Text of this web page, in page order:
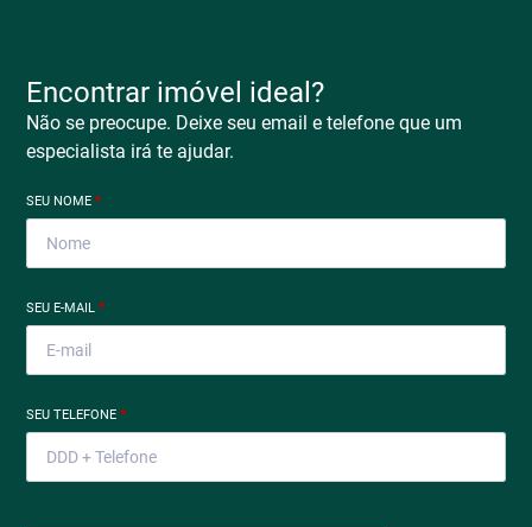
Encontrar imóvel ideal?
Não se preocupe. Deixe seu email e telefone que um
especialista irá te ajudar.
SEU NOME*
SEU E-MAIL*
SEU TELEFONE*